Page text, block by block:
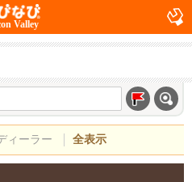
Valley
ィーラー 全表示